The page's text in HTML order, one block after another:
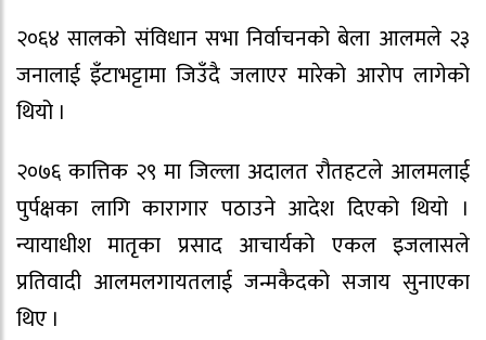
२०६४ सालको संविधान सभा निर्वाचनको बेला आलमले २३
जनालाई इँटाभट्टामा जिउँदै जलाएर मारेको आरोप लागेको
थियो ।
२०७६ कात्तिक २९ मा जिल्ला अदालत रौतहटले आलमलाई
पुर्पक्षका लागि कारागार पठाउने आदेश दिएको थियो ।
न्यायाधीश मातृका प्रसाद आचार्यको एकल इजलासले
प्रतिवादी आलमलगायतलाई जन्मकैदको सजाय सुनाएका
थिए ।